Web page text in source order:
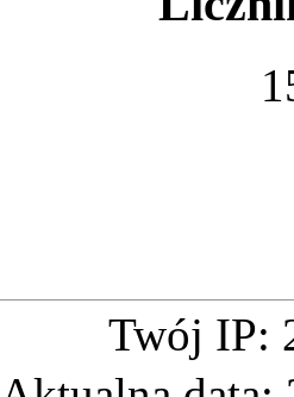
1
Twój IP: